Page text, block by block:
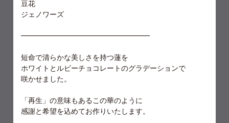
豆花
ジェノワーズ
━━━━━━━━━━━━━━━━━━
短命で清らかな美しさを持つ蓮を
ホワイトとルビーチョコレートのグラデーションで
咲かせました。
「再生」の意味もあるこの華のように
感謝と希望を込めてお作りいたします。